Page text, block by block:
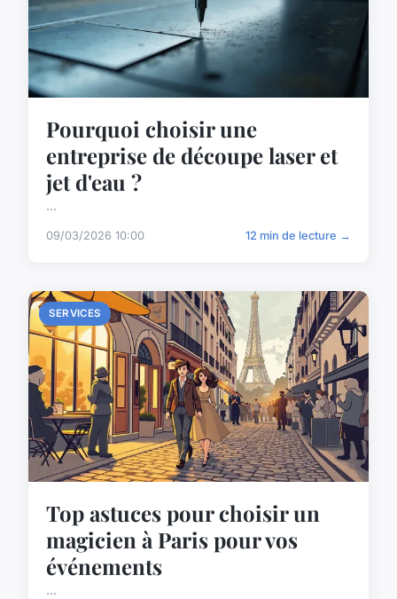
Pourquoi choisir une
entreprise de découpe laser et
jet d'eau ?
...
09/03/2026 10:00 12 min de lecture →
SERVICES
Top astuces pour choisir un
magicien à Paris pour vos
événements
...